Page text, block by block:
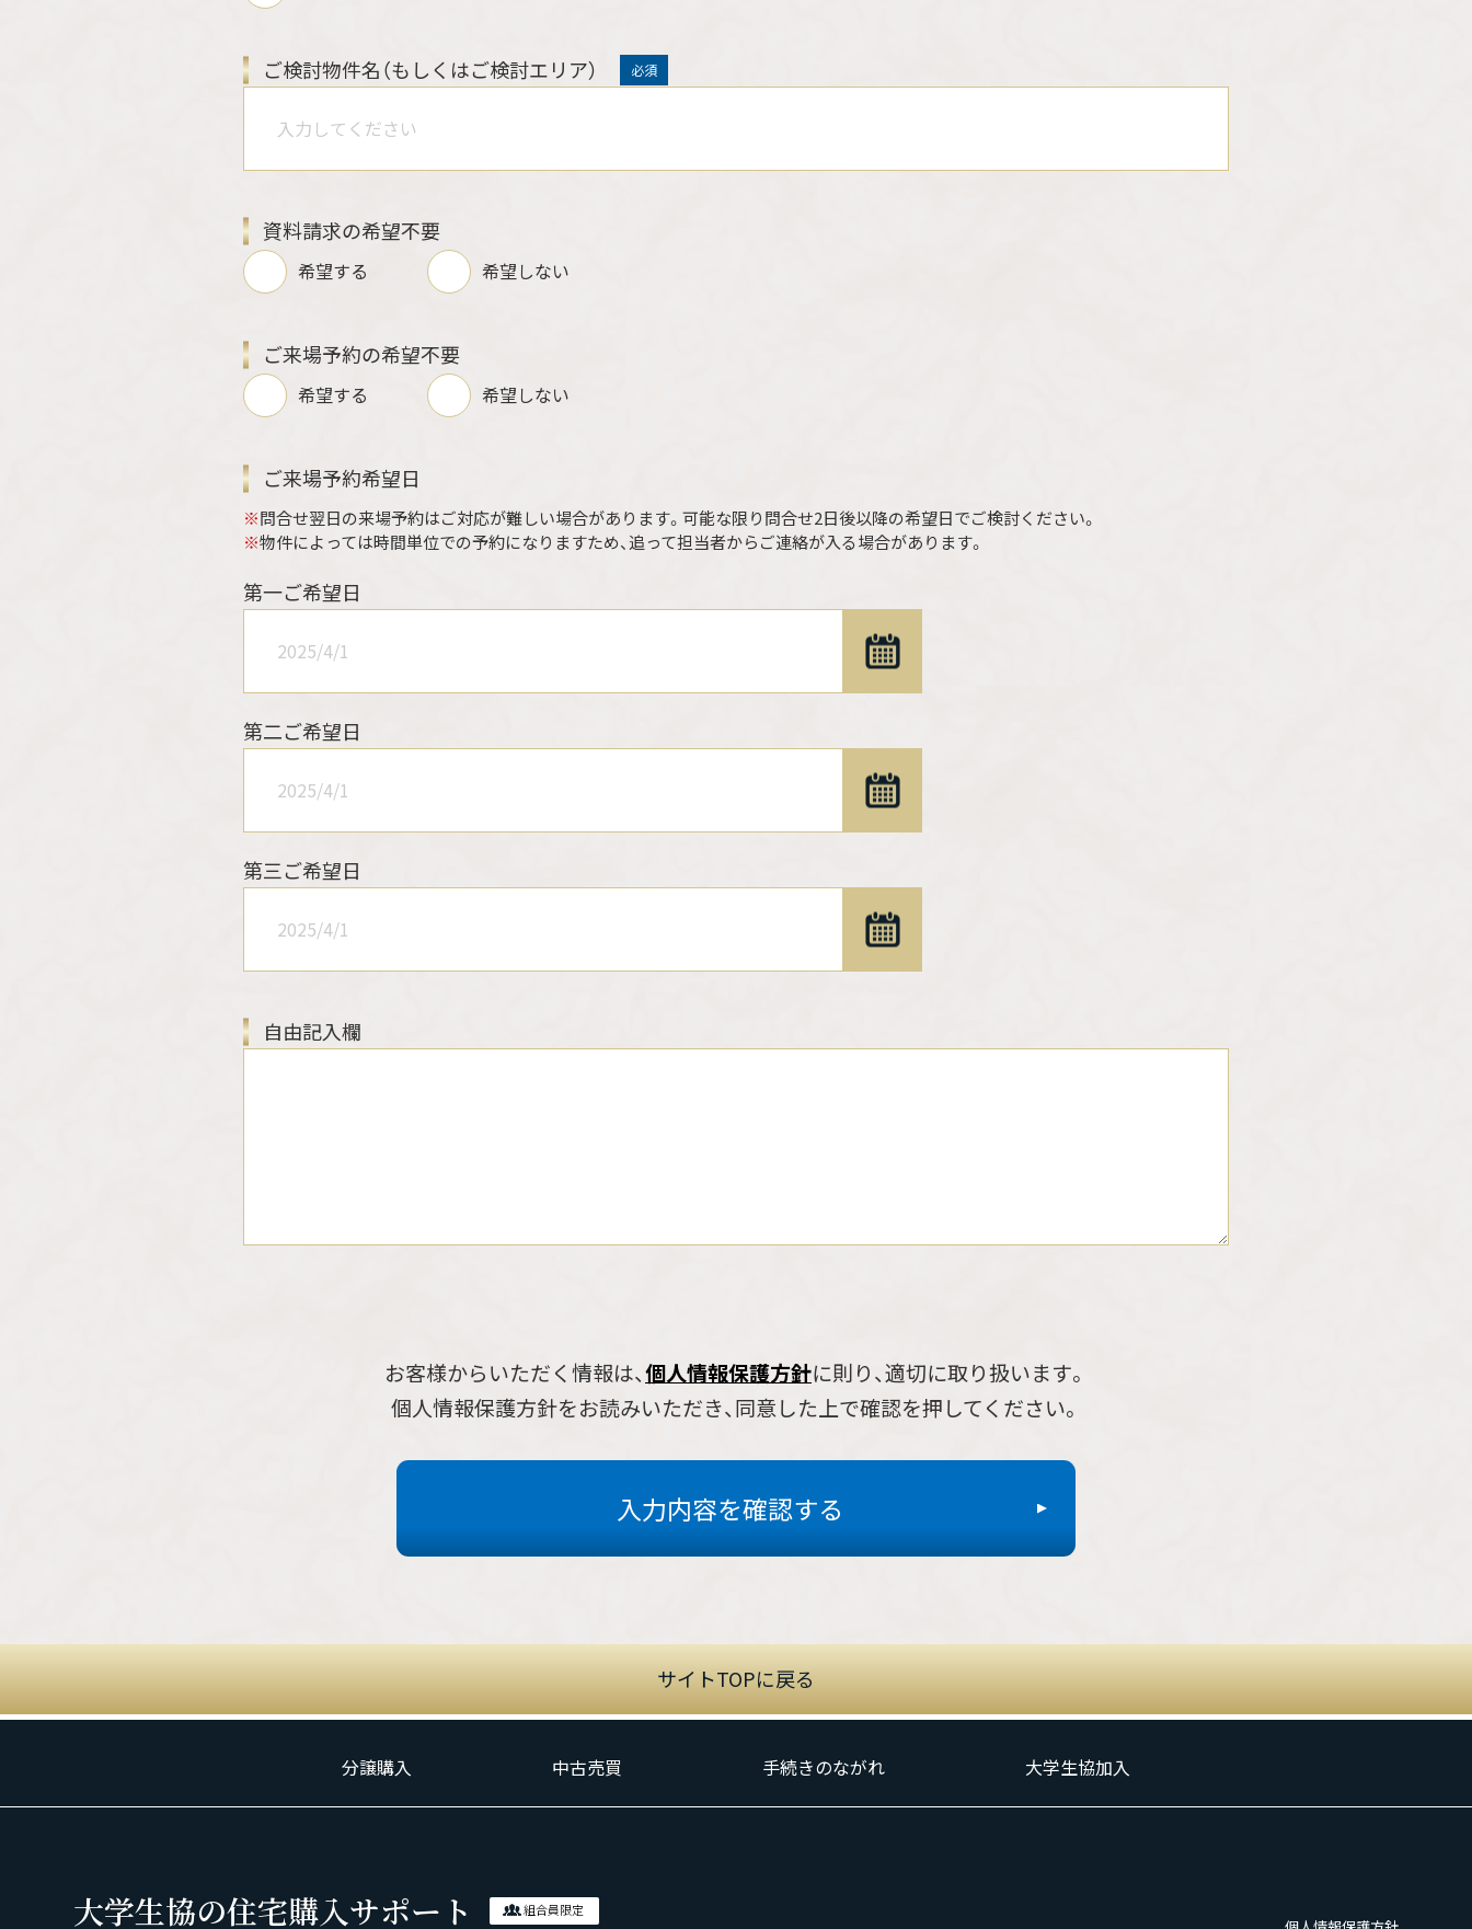
ご検討物件名（もしくはご検討エリア） 必須
資料請求の希望不要
希望する 希望しない
ご来場予約の希望不要
希望する 希望しない
ご来場予約希望日
※問合せ翌日の来場予約はご対応が難しい場合があります。可能な限り問合せ2日後以降の希望日でご検討ください。
※物件によっては時間単位での予約になりますため、追って担当者からご連絡が入る場合があります。
第一ご希望日
第二ご希望日
第三ご希望日
自由記入欄
お客様からいただく情報は、個人情報保護方針に則り、適切に取り扱います。
個人情報保護方針をお読みいただき、同意した上で確認を押してください。
入力内容を確認する
サイトTOPに戻る
分譲購入 中古売買 手続きのながれ 大学生協加入
大学生協の住宅購入サポート 組合員限定